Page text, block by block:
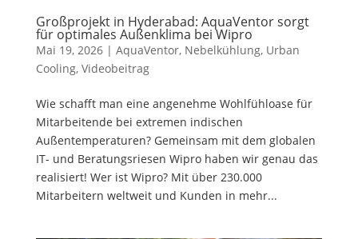
Großprojekt in Hyderabad: AquaVentor sorgt
für optimales Außenklima bei Wipro
Mai 19, 2026| AquaVentor, Nebelkühlung, Urban
Cooling, Videobeitrag
Wie schafft man eine angenehme Wohlfühloase für
Mitarbeitende bei extremen indischen
Außentemperaturen? Gemeinsam mit dem globalen
IT- und Beratungsriesen Wipro haben wir genau das
realisiert! Wer ist Wipro? Mit über 230.000
Mitarbeitern weltweit und Kunden in mehr...